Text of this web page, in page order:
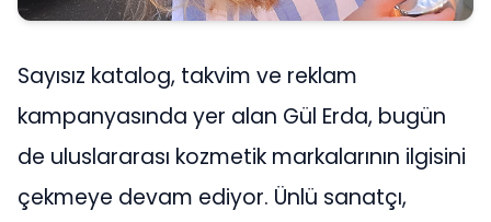
Sayısız katalog, takvim ve reklam
kampanyasında yer alan Gül Erda, bugün
de uluslararası kozmetik markalarının ilgisini
çekmeye devam ediyor. Ünlü sanatçı,